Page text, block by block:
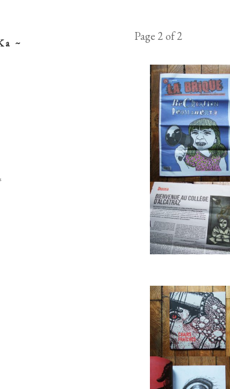
~
~ disques
découpes
Page 2 of 2